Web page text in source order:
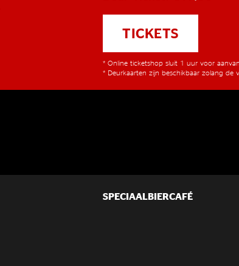
TICKETS
* Online ticketshop sluit 1 uur voor
* Deurkaarten zijn beschikbaar zolang de
SPECIAALBIERCAFÉ